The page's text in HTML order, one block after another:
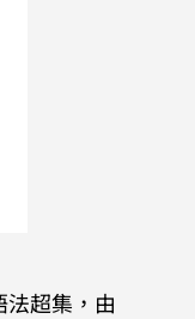
超集，由